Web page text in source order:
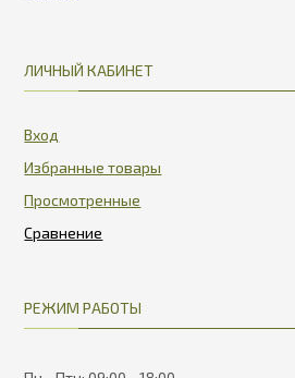
ЛИЧНЫЙ КАБИНЕТ
Вход
Избранные товары
Просмотренные
РЕЖИМ РАБОТЫ